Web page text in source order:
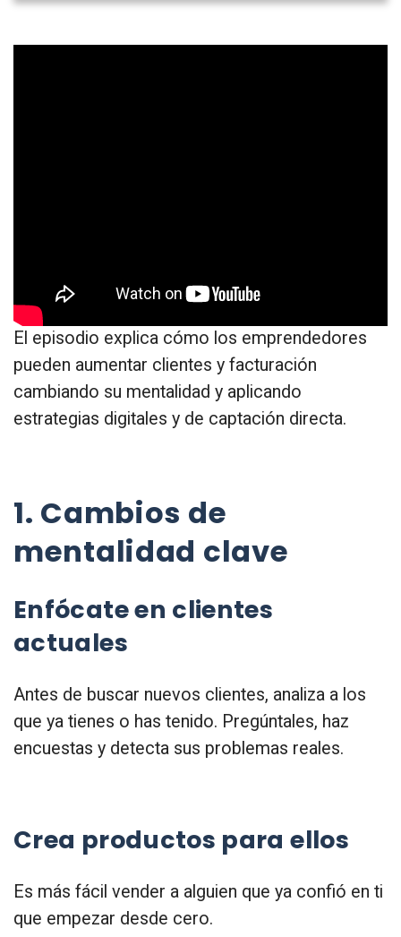
El episodio explica cómo los emprendedores
pueden aumentar clientes y facturación
cambiando su mentalidad y aplicando
estrategias digitales y de captación directa.
1. Cambios de
mentalidad clave
Enfócate en clientes
actuales
Antes de buscar nuevos clientes, analiza a los
que ya tienes o has tenido. Pregúntales, haz
encuestas y detecta sus problemas reales.
Crea productos para ellos
Es más fácil vender a alguien que ya confió en ti
que empezar desde cero.